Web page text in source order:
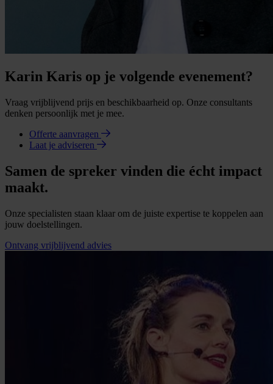
Karin Karis op je volgende evenement?
Vraag vrijblijvend prijs en beschikbaarheid op. Onze consultants
denken persoonlijk met je mee.
Offerte aanvragen
Laat je adviseren
Samen de spreker vinden die écht impact
maakt.
Onze specialisten staan klaar om de juiste expertise te koppelen aan
jouw doelstellingen.
Ontvang vrijblijvend advies